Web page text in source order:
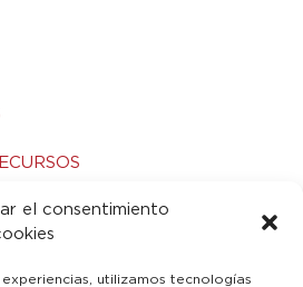
el consentimiento
utilizamos tecnologías